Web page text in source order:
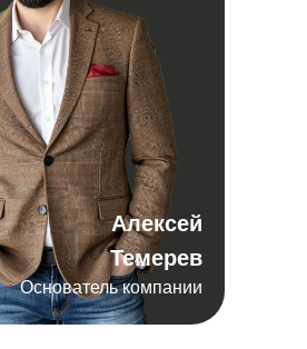
Основатель компании
Алексей
Темерев